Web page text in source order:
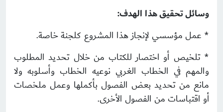
وسائل تحقيق هذا الهدف:
* عمل مؤسسي لإنجاز هذا المشروع كلجنة خاصة.
* تلخيص أو اختصار للكتاب من خلال تحديد المطلوب
والمهم في الخطاب الغربي نوعيه الخطاب وأسلوبه ولا
مانع من تحديد بعض الفصول بأكملها وعمل ملخصات
أو اقتباسات من الفصول الأخرى.